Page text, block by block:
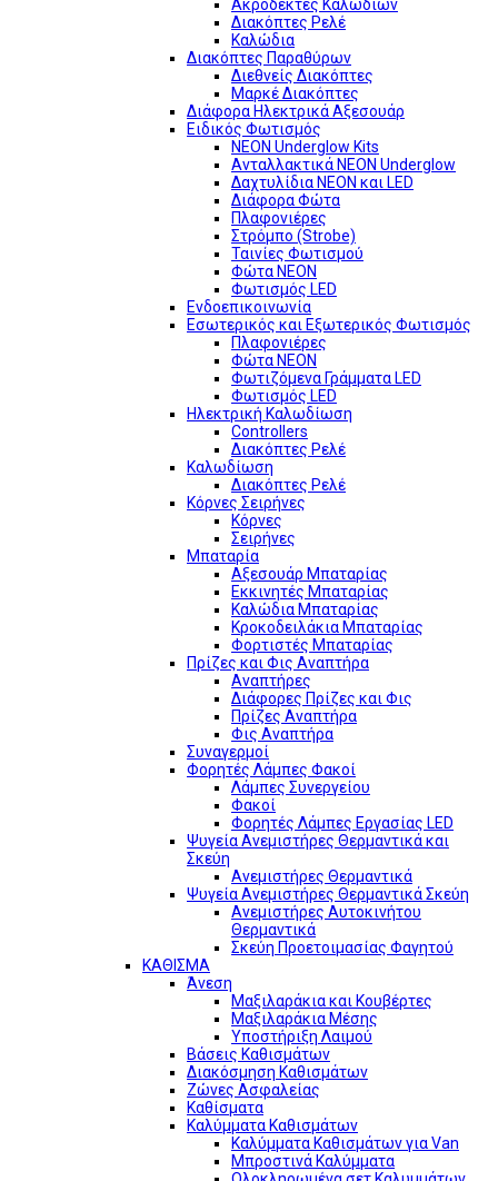
Ακροδέκτες Καλωδίων
Διακόπτες Ρελέ
Καλώδια
Διακόπτες Παραθύρων
Διεθνείς Διακόπτες
Μαρκέ Διακόπτες
Διάφορα Ηλεκτρικά Αξεσουάρ
Ειδικός Φωτισμός
NEON Underglow Kits
Ανταλλακτικά NEON Underglow
Δαχτυλίδια NEON και LED
Διάφορα Φώτα
Πλαφονιέρες
Στρόμπο (Strobe)
Ταινίες Φωτισμού
Φώτα NEON
Φωτισμός LED
Ενδοεπικοινωνία
Εσωτερικός και Εξωτερικός Φωτισμός
Πλαφονιέρες
Φώτα NEON
Φωτιζόμενα Γράμματα LED
Φωτισμός LED
Ηλεκτρική Καλωδίωση
Controllers
Διακόπτες Ρελέ
Καλωδίωση
Διακόπτες Ρελέ
Κόρνες Σειρήνες
Κόρνες
Σειρήνες
Μπαταρία
Αξεσουάρ Μπαταρίας
Εκκινητές Μπαταρίας
Καλώδια Μπαταρίας
Κροκοδειλάκια Μπαταρίας
Φορτιστές Μπαταρίας
Πρίζες και Φις Αναπτήρα
Αναπτήρες
Διάφορες Πρίζες και Φις
Πρίζες Αναπτήρα
Φις Αναπτήρα
Συναγερμοί
Φορητές Λάμπες Φακοί
Λάμπες Συνεργείου
Φακοί
Φορητές Λάμπες Εργασίας LED
Ψυγεία Ανεμιστήρες Θερμαντικά και
Σκεύη
Ανεμιστήρες Θερμαντικά
Ψυγεία Ανεμιστήρες Θερμαντικά Σκεύη
Ανεμιστήρες Αυτοκινήτου
Θερμαντικά
Σκεύη Προετοιμασίας Φαγητού
ΚΑΘΙΣΜΑ
Άνεση
Μαξιλαράκια και Κουβέρτες
Μαξιλαράκια Μέσης
Υποστήριξη Λαιμού
Βάσεις Καθισμάτων
Διακόσμηση Καθισμάτων
Ζώνες Ασφαλείας
Καθίσματα
Καλύμματα Καθισμάτων
Καλύμματα Καθισμάτων για Van
Μπροστινά Καλύμματα